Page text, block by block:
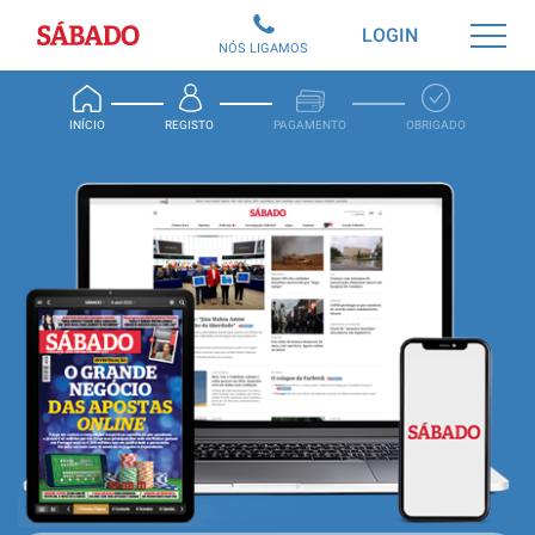
Sábado
INÍCIO REGISTO PAGAMENTO OBRIGADO
LOGIN
NÓS LIGAMOS